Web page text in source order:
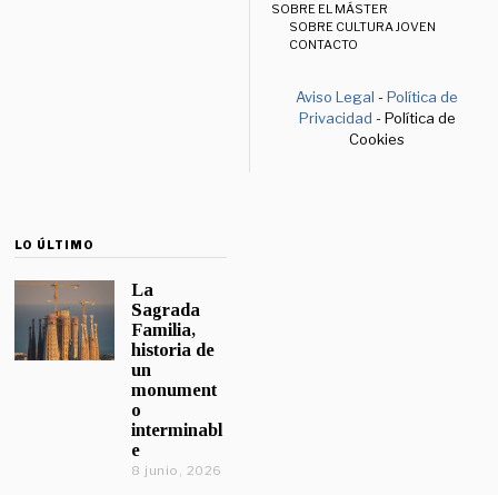
SOBRE EL MÁSTER
SOBRE CULTURA JOVEN
CONTACTO
Aviso Legal -Política de
Privacidad - Política de
Cookies
LO ÚLTIMO
La
Sagrada
Familia,
historia de
un
monument
o
interminabl
e
8 junio, 2026